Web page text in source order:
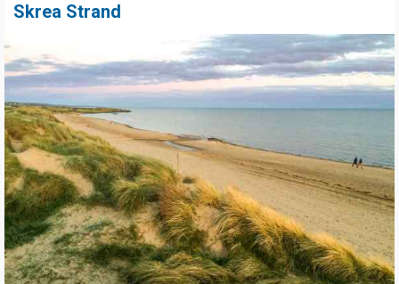
Skrea Strand